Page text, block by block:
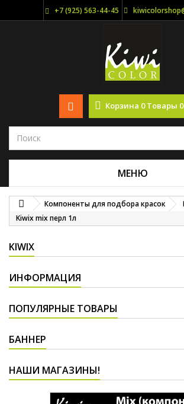
+7 (925) 563-44-45
Корзина 0 Товары
МЕНЮ
Компоненты для подбора красок
Kiwix mix перл 1л
KIWIX
ИНФОРМАЦИЯ
ПОПУЛЯРНЫЕ ТОВАРЫ
БАННЕР
НАШИ МАГАЗИНЫ!